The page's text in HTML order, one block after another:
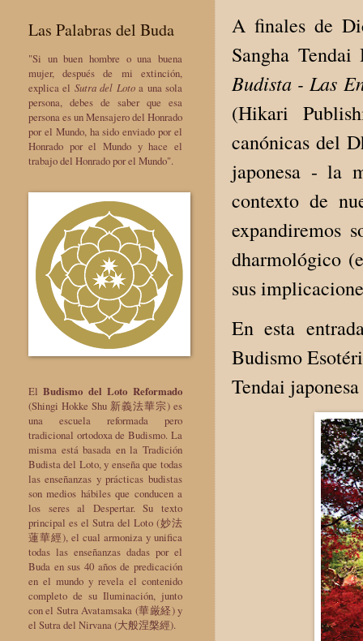
A finales de
Sangha
Budista - Las
(Hikari
canónicas del
japonesa - la
contexto de
expandiremos
dharmológico
sus
En esta
Budismo
Tendai
Las Palabras del Buda
"Si un buen hombre o una buena
mujer, después de mi extinción,
explica el Sutra del Lotoa una sola
persona, debes de saber que esa
persona es un Mensajero del Honrado
por el Mundo, ha sido enviado por el
Honrado por el Mundo y hace el
trabajo del Honrado por el Mundo".
ElBudismo del Loto Reformado
(Shingi Hokke Shu 新義法華宗) es
una escuela reformada pero
tradicional ortodoxa de Budismo. La
misma está basada en la Tradición
Budista del Loto, y enseña que todas
las enseñanzas y prácticas budistas
son medios hábiles que conducen a
los seres al Despertar. Su texto
principal es el Sutra del Loto (妙法
蓮華經), el cual armoniza y unifica
todas las enseñanzas dadas por el
Buda en sus 40 años de predicación
en el mundo y revela el contenido
completo de su Iluminación, junto
con el Sutra Avatamsaka (華厳経) y
el Sutra del Nirvana (大般涅槃經).